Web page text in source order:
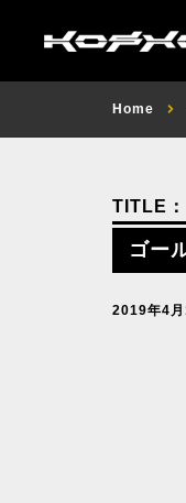
Home
ゴー
2019年4月